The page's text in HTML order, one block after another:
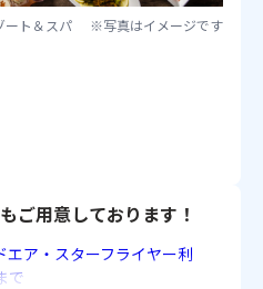
ート＆スパ
※写真はイメージです
食または洋食バイキング
バイキング
ご用意しております！
ア・スターフライヤー利
で